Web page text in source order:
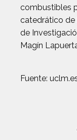
combustibles
catedrático de
de
Magín
Fuente: